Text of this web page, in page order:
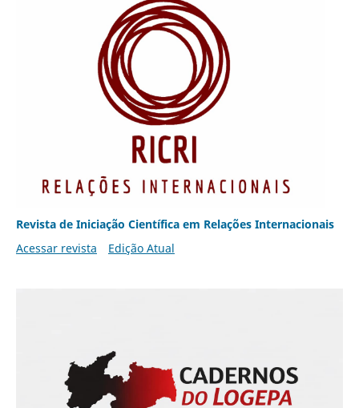
Revista de Iniciação Científica em Relações Internacionais
Acessar revista
Edição Atual